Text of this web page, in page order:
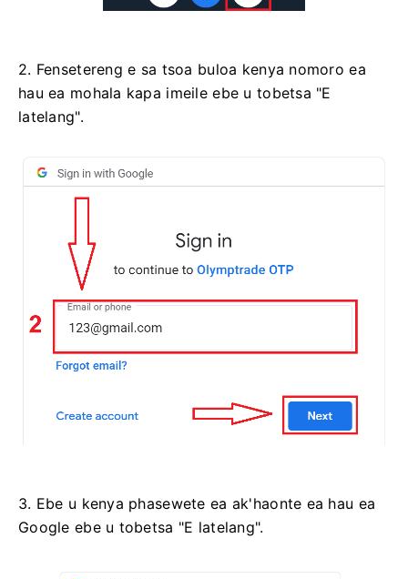
2. Fensetereng e sa tsoa buloa kenya nomoro ea
hau ea mohala kapa imeile ebe u tobetsa "E
latelang".
3. Ebe u kenya phasewete ea ak'haonte ea hau ea
Google ebe u tobetsa "E latelang".